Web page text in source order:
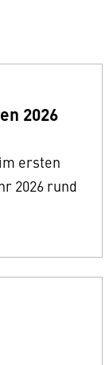
2026
ersten
2026 rund